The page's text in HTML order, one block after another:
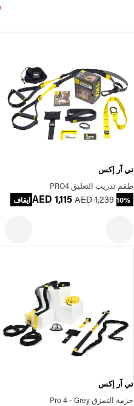
تي آر إكس
طقم تدريب التعليق PRO4
AED 1,115 AED 1,239 10% ايقاف
تي آر إكس
حزمة التمزق Pro 4 - Grey